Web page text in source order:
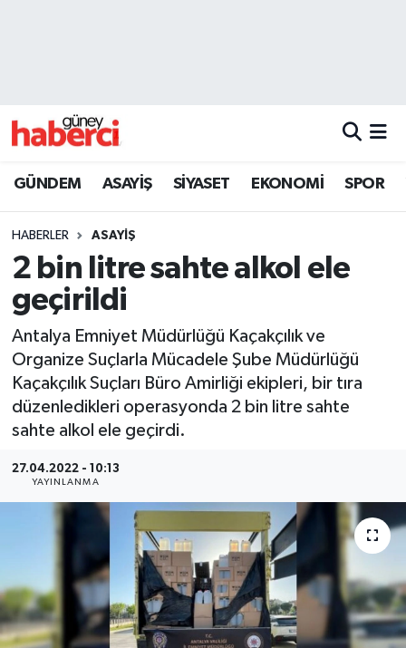
GÜNDEM ASAYİŞ SİYASET EKONOMİ SPOR
HABERLER ASAYİŞ
2 bin litre sahte alkol ele
geçirildi
Antalya Emniyet Müdürlüğü Kaçakçılık ve
Organize Suçlarla Mücadele Şube Müdürlüğü
Kaçakçılık Suçları Büro Amirliği ekipleri, bir tıra
düzenledikleri operasyonda 2 bin litre sahte
sahte alkol ele geçirdi.
27.04.2022 - 10:13
YAYINLANMA
Beyoğlu Trafik Yoğunluk Haritası
Son Dakika Haberleri
Haber Arşivi